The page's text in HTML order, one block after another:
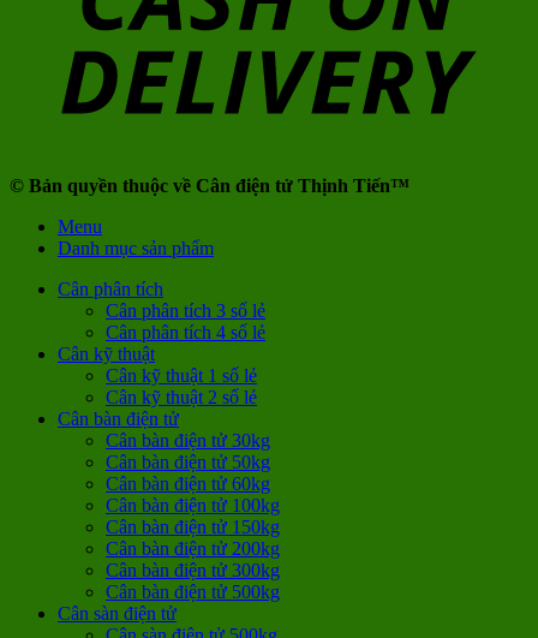
© Bản quyền thuộc về Cân điện tử Thịnh Tiến™
Menu
Danh mục sản phẩm
Cân phân tích
Cân phân tích 3 số lẻ
Cân phân tích 4 số lẻ
Cân kỹ thuật
Cân kỹ thuật 1 số lẻ
Cân kỹ thuật 2 số lẻ
Cân bàn điện tử
Cân bàn điện tử 30kg
Cân bàn điện tử 50kg
Cân bàn điện tử 60kg
Cân bàn điện tử 100kg
Cân bàn điện tử 150kg
Cân bàn điện tử 200kg
Cân bàn điện tử 300kg
Cân bàn điện tử 500kg
Cân sàn điện tử